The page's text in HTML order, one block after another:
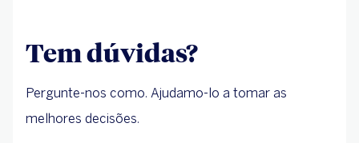
Tem dúvidas?
Pergunte-nos como. Ajudamo-lo a tomar as
melhores decisões.